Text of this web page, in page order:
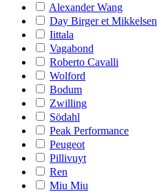
Alexander Wang
Day Birger et Mikkelsen
Iittala
Vagabond
Roberto Cavalli
Wolford
Bodum
Zwilling
Södahl
Peak Performance
Peugeot
Pillivuyt
Ren
Miu Miu